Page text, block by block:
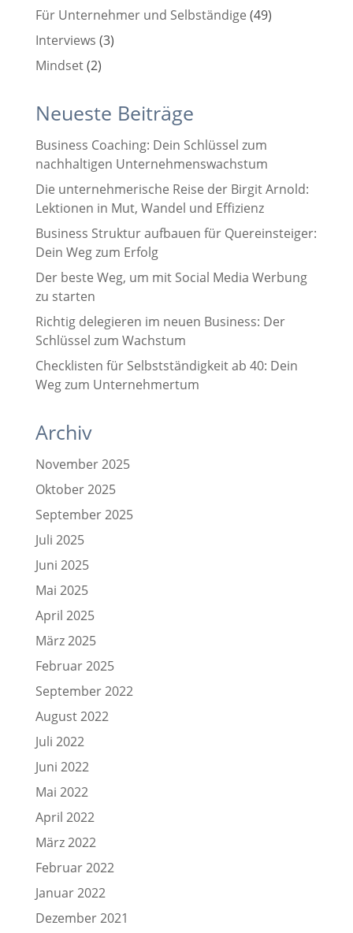
Für Unternehmer und Selbständige (49)
Interviews (3)
Mindset(2)
Neueste Beiträge
Business Coaching: Dein Schlüssel zum
nachhaltigen Unternehmenswachstum
Die unternehmerische Reise der Birgit Arnold:
Lektionen in Mut, Wandel und Effizienz
Business Struktur aufbauen für Quereinsteiger:
Dein Weg zum Erfolg
Der beste Weg, um mit Social Media Werbung
zu starten
Richtig delegieren im neuen Business: Der
Schlüssel zum Wachstum
Checklisten für Selbstständigkeit ab 40: Dein
Weg zum Unternehmertum
Archiv
November 2025
Oktober 2025
September 2025
Juli 2025
Juni 2025
Mai 2025
April 2025
März 2025
Februar 2025
September 2022
August 2022
Juli 2022
Juni 2022
Mai 2022
April 2022
März 2022
Februar 2022
Januar 2022
Dezember 2021